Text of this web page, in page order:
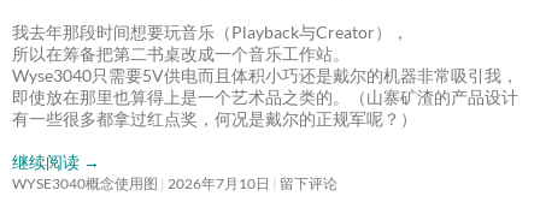
我去年那段时间想要玩音乐（Playback与Creator），
所以在筹备把第二书桌改成一个音乐工作站。
Wyse3040只需要5V供电而且体积小巧还是戴尔的机器非常吸引我，
即使放在那里也算得上是一个艺术品之类的。（山寨矿渣的产品设计
有一些很多都拿过红点奖，何况是戴尔的正规军呢？）
继续阅读 →
WYSE3040概念使用图 2026年7月10日 留下评论